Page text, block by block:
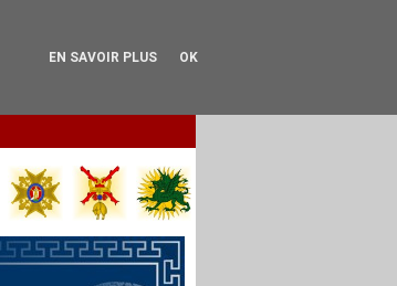
EN SAVOIR PLUS OK